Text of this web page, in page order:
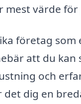
mest värde för
företag som
att du kan
och
det dig en